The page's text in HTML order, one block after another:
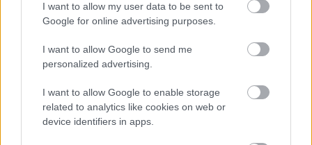
I want to allow my user data to be sent to
Google for online advertising purposes.
I want to allow Google to send me
personalized advertising.
I want to allow Google to enable storage
related to analytics like cookies on web or
device identifiers in apps.
A két Márquez mellett más pilóták is